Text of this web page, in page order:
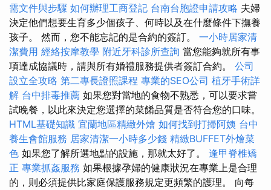
需文件與步驟 如何辦理工商登記 台南台胞證申請攻略 夫婦
決定他們想要生育多少個孩子、何時以及在什麼條件下撫養
孩子。 然而，您不能忘記的是合約的簽訂。 一小時居家清
潔費用 經絡按摩教學 附近牙科診所查詢 當您能夠就所有事
項達成協議時，請與所有婚禮服務提供者簽訂合約。 公司
設立全攻略 第二專長證照課程 專業的SEO公司 植牙手術詳
解 台中排毒推薦 如果您對當地的食物不熟悉，可以要求嘗
試晚餐，以此來決定您選擇的菜餚品質是否符合您的口味。
HTML基礎知識 宜蘭地區精緻外燴 如何找到打掃阿姨 台中
養生會館服務 居家清潔一小時多少錢 精緻BUFFET外燴菜
色 如果您了解所選地點的設施，那就太好了。 逢甲脊椎矯
正 專業抓姦服務 如果根據孕婦的健康狀況在專業上是合理
的，則必須提供比家庭保護服務規定更頻繁的護理。 向每